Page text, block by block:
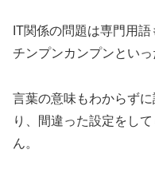
IT関係の問題は専門用
チンプンカンプンといっ
言葉の意味もわからず
り、間違った設定をし
ん。